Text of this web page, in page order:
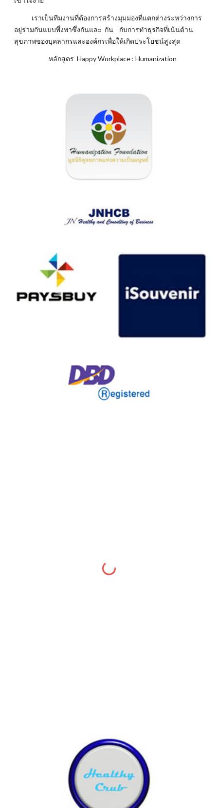
เราเป็นทีมงานที่ต้องการสร้างมุมมองที่แตกต่างระหว่างการ
อยู่ร่วมกันแบบพึ่งพาซึ่งกันและ กัน กับการทำธุรกิจที่เน้นด้าน
สุขภาพของบุคลากรและองค์กรเพื่อให้เกิดประโยชน์สูงสุด
หลักสูตร Happy Workplace : Humanization